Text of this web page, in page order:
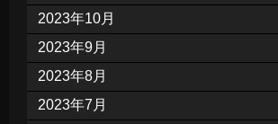
2023年10月
2023年9月
2023年8月
2023年7月